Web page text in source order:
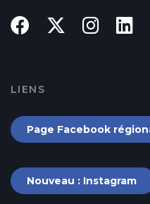
LIENS
Page Facebook
Nouveau : Instagram